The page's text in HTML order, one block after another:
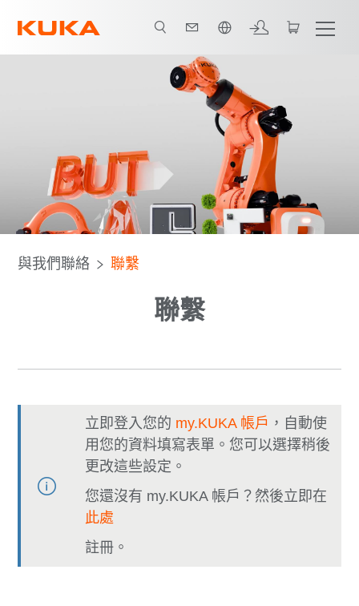
與我們聯絡 聯繫
聯繫
立即登入您的 my.KUKA 帳戶 ，自動使
用您的資料填寫表單。您可以選擇稍後
更改這些設定。
您還沒有 my.KUKA 帳戶？然後立即在
此處
註冊。